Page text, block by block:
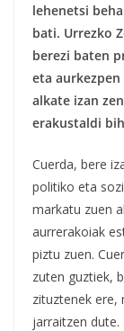
lehenetsi
bati. Urrezko
berezi baten
eta
alkate izan
erakustaldi
Cuerda, bere
politiko eta
markatu zuen
aurrerakoiak
piztu zuen.
zuten guztiek,
zituztenek ere,
jarraitzen dute.